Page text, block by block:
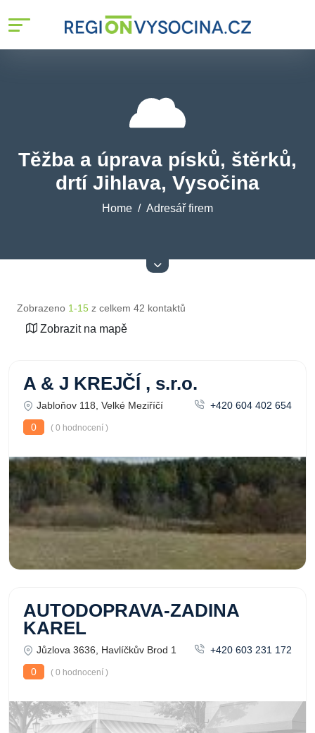
Těžba a úprava písků, štěrků,
drtí Jihlava, Vysočina
Home Adresář firem
Zobrazeno 1-15 z celkem 42 kontaktů
Zobrazit na mapě
A & J KREJČÍ , s.r.o.
Jabloňov 118, Velké Meziříčí
+420 604 402 654
0
( 0 hodnocení )
AUTODOPRAVA-ZADINA
KAREL
Jůzlova 3636, Havlíčkův Brod 1
+420 603 231 172
0
( 0 hodnocení )